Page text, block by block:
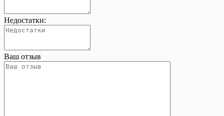
Недостатки:
Ваш отзыв